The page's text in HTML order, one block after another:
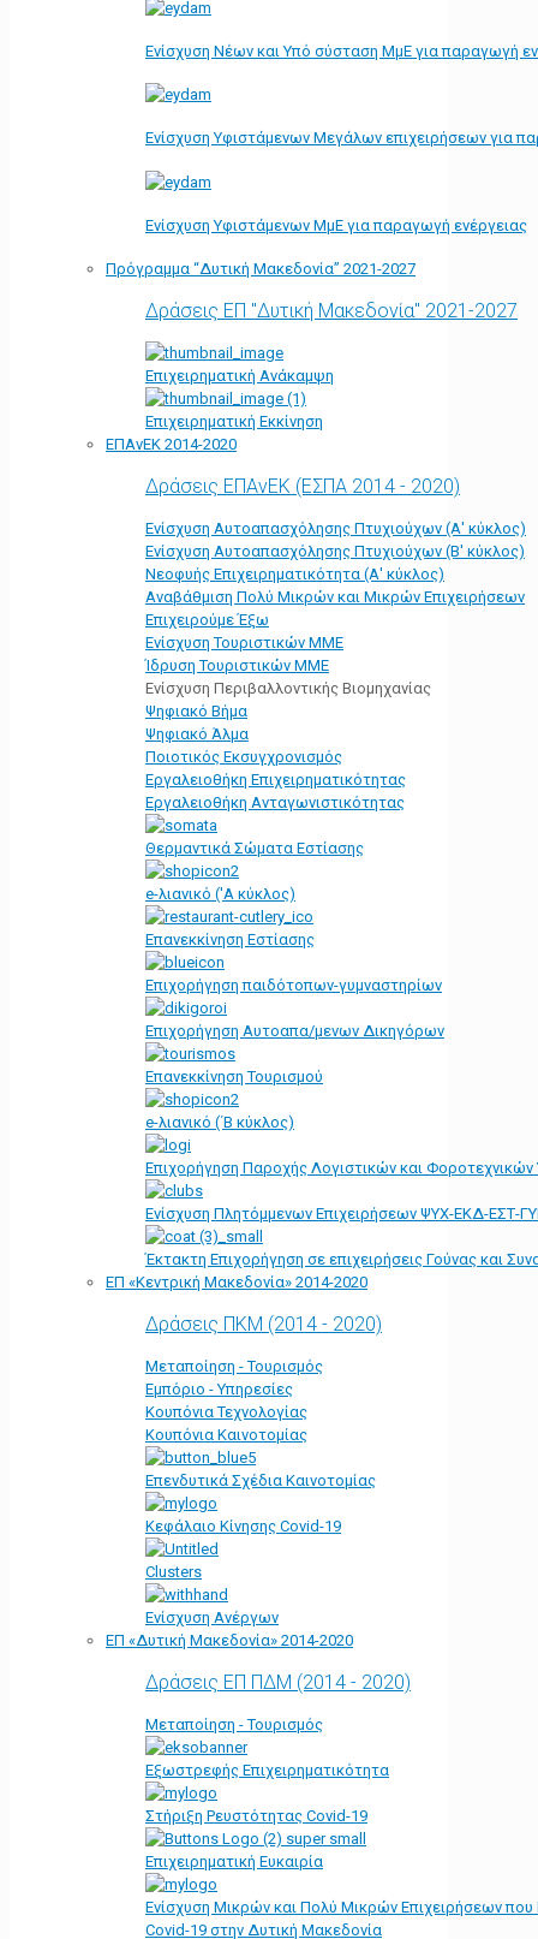
Ενίσχυση Νέων και Υπό σύσταση ΜμΕ για παραγωγή
Ενίσχυση Υφιστάμενων Μεγάλων επιχειρήσεων για
Ενίσχυση Υφιστάμενων ΜμΕ για παραγωγή ενέργειας
Πρόγραμμα “Δυτική Μακεδονία” 2021-2027
Δράσεις ΕΠ "Δυτική Μακεδονία" 2021-2027
Επιχειρηματική Ανάκαμψη
Επιχειρηματική Εκκίνηση
ΕΠΑνΕΚ 2014-2020
Δράσεις ΕΠΑνΕΚ (ΕΣΠΑ 2014 - 2020)
Ενίσχυση Αυτοαπασχόλησης Πτυχιούχων (Α' κύκλος)
Ενίσχυση Αυτοαπασχόλησης Πτυχιούχων (Β' κύκλος)
Νεοφυής Επιχειρηματικότητα (Α' κύκλος)
Αναβάθμιση Πολύ Μικρών και Μικρών Επιχειρήσεων
Επιχειρούμε Έξω
Ενίσχυση Τουριστικών ΜΜΕ
Ίδρυση Τουριστικών ΜΜΕ
Ενίσχυση Περιβαλλοντικής Βιομηχανίας
Ψηφιακό Βήμα
Ψηφιακό Άλμα
Ποιοτικός Εκσυγχρονισμός
Εργαλειοθήκη Eπιχειρηματικότητας
Εργαλειοθήκη Ανταγωνιστικότητας
Θερμαντικά Σώματα Εστίασης
e-λιανικό ('Α κύκλος)
Επανεκκίνηση Εστίασης
Επιχορήγηση παιδότοπων-γυμναστηρίων
Επιχορήγηση Αυτοαπα/μενων Δικηγόρων
Επανεκκίνηση Τουρισμού
e-λιανικό (΄Β κύκλος)
Επιχορήγηση Παροχής Λογιστικών και
Ενίσχυση Πλητόμμενων Επιχειρήσεων ΨΥΧ-ΕΚΔ-ΕΣΤ-
Έκτακτη Επιχορήγηση σε επιχειρήσεις Γούνας και
ΕΠ «Kεντρική Μακεδονία» 2014-2020
Δράσεις ΠΚΜ (2014 - 2020)
Μεταποίηση - Τουρισμός
Εμπόριο - Υπηρεσίες
Κουπόνια Τεχνολογίας
Κουπόνια Καινοτομίας
Επενδυτικά Σχέδια Καινοτομίας
Κεφάλαιο Κίνησης Covid-19
Clusters
Ενίσχυση Ανέργων
ΕΠ «Δυτική Μακεδονία» 2014-2020
Δράσεις ΕΠ ΠΔΜ (2014 - 2020)
Μεταποίηση - Τουρισμός
Εξωστρεφής Επιχειρηματικότητα
Στήριξη Ρευστότητας Covid-19
Επιχειρηματική Ευκαιρία
Ενίσχυση Μικρών και Πολύ Μικρών Επιχειρήσεων
Covid-19 στην Δυτική Μακεδονία